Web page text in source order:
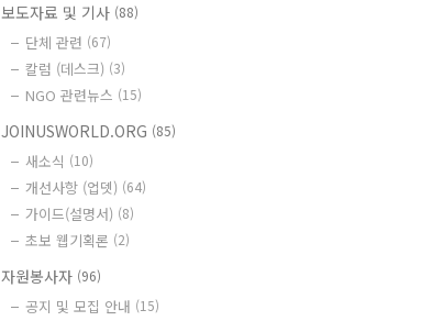
보도자료 및 기사 (88)
단체 관련 (67)
칼럼 (데스크) (3)
NGO 관련뉴스 (15)
JOINUSWORLD.ORG (85)
새소식 (10)
개선사항 (업뎃) (64)
가이드(설명서) (8)
초보 웹기획론 (2)
자원봉사자 (96)
공지 및 모집 안내 (15)